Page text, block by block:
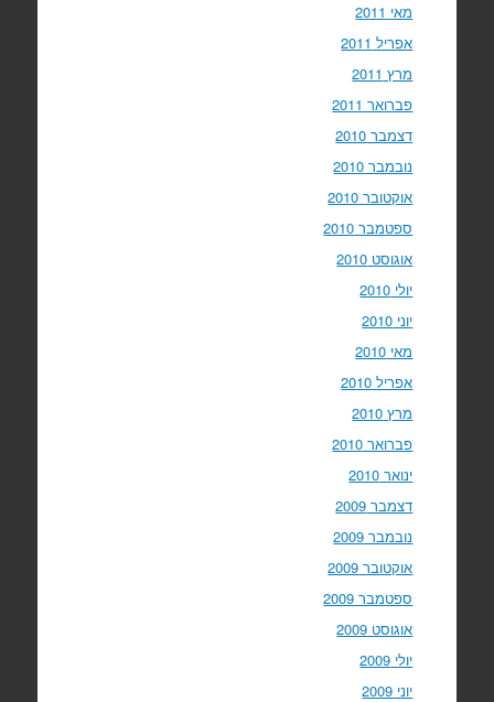
מאי 2011
אפריל 2011
מרץ 2011
פברואר 2011
דצמבר 2010
נובמבר 2010
אוקטובר 2010
ספטמבר 2010
אוגוסט 2010
יולי 2010
יוני 2010
מאי 2010
אפריל 2010
מרץ 2010
פברואר 2010
ינואר 2010
דצמבר 2009
נובמבר 2009
אוקטובר 2009
ספטמבר 2009
אוגוסט 2009
יולי 2009
יוני 2009